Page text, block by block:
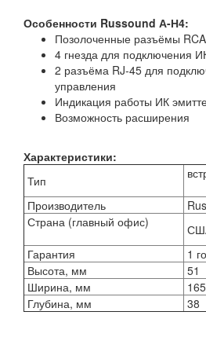
Особенности Russound А-Н4:
Позолоченные разъёмы
4 гнезда для подключения
2 разъёма RJ-45 для
управления
Индикация работы ИК
Возможность расширения
Характеристики:
Тип
Производитель
Страна (главный офис)
Гарантия
1
Высота, мм
51
Ширина, мм
165
Глубина, мм
38